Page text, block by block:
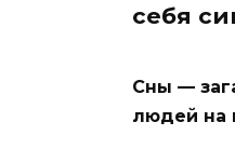
себя
Сны —
людей на